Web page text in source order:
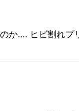
か…. ヒビ割れプ